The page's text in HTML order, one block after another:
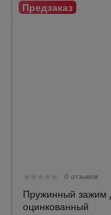
0 отзывов
Пружинный зажим
оцинкованный